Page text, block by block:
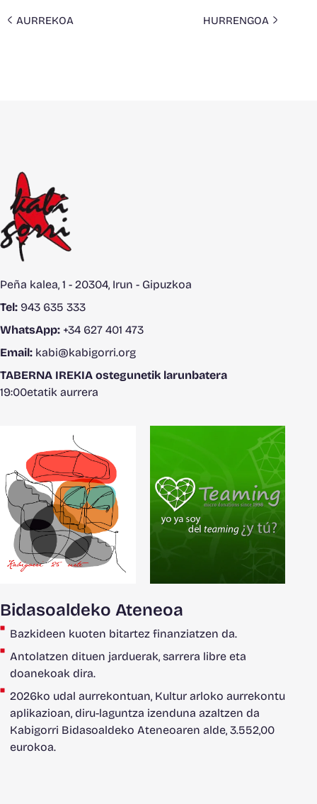
AURREKOA HURRENGOA
Peña kalea, 1 - 20304, Irun - Gipuzkoa
Tel: 943 635 333
WhatsApp: +34 627 401 473
Email: kabi@kabigorri.org
TABERNA IREKIA ostegunetik larunbatera
19:00etatik aurrera
Bidasoaldeko Ateneoa
Bazkideen kuoten bitartez finanziatzen da.
Antolatzen dituen jarduerak, sarrera libre eta
doanekoak dira.
2026ko udal aurrekontuan, Kultur arloko aurrekontu
aplikazioan, diru-laguntza izenduna azaltzen da
Kabigorri Bidasoaldeko Ateneoaren alde, 3.552,00
eurokoa.